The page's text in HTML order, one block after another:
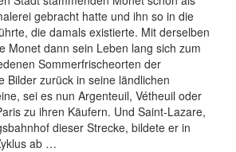
gebracht hatte und ihn so in die
die damals existierte. Mit derselben
Monet dann sein Leben lang sich zum
Sommerfrischeorten der
Bilder zurück in seine ländlichen
sei es nun Argenteuil, Vétheuil oder
zu ihren Käufern. Und Saint-Lazare,
dieser Strecke, bildete er in
ab …